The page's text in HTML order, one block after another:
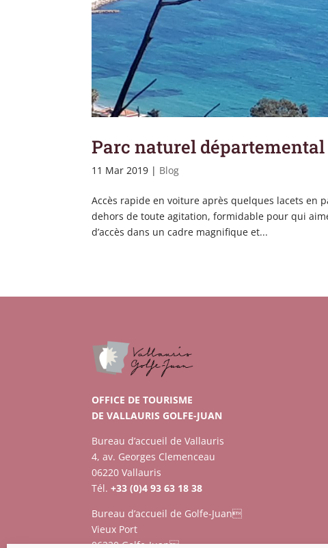
Parc naturel départemental
11 Mar 2019 | Blog
Accès rapide en voiture après quelques lacets en
dehors de toute agitation, formidable pour qui
d’accès dans un cadre magnifique et...
OFFICE DE TOURISME
DE VALLAURIS GOLFE-JUAN
Bureau d’accueil de Vallauris
4, av. Georges Clemenceau
06220 Vallauris
Tél.+33 (0)4 93 63 18 38
Bureau d’accueil de Golfe-Juan
Vieux Port
06220 Golfe-Juan